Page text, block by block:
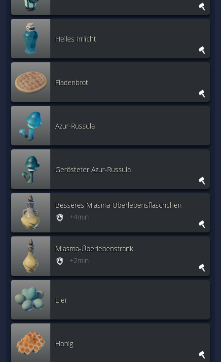
Helles Irrlicht
Fladenbrot
Azur-Russula
Gerösteter Azur-Russula
Besseres Miasma-Überlebensfläschchen
+4min
Miasma-Überlebenstrank
+2min
Eier
Honig